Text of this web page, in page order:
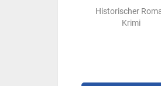
Historischer
Krimi